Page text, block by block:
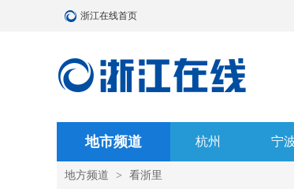
浙江在线首页
地市频道 杭州 宁
地方频道 > 看浙里